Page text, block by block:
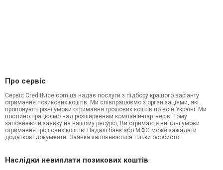
Про сервіс
Сервіс CreditNice.com.ua надає послуги з підбору кращого варіанту
отримання позикових коштів. Ми співпрацюємо з організаціями, які
пропонують різні умови отримання грошових коштів по всій Україні. Ми
постійно працюємо над розширенням компаній-партнерів. Тому
заповнюючи заявку на нашому ресурсі, Ви отримаєте вигідні умови
отримання грошових коштів! Надалі банк або МФО може зажадати
додаткові документи. Заявка заповнюється тільки особисто!
Наслідки невиплати позикових коштів